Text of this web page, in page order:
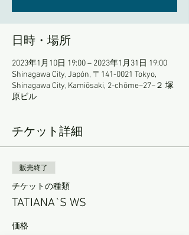
日時・場所
2023年1月10日 19:00 – 2023年1月31日 19:00
Shinagawa City, Japón, 〒141-0021 Tokyo,
Shinagawa City, Kamiōsaki, 2-chōme−27−２ 塚
原ビル
チケット詳細
販売終了
チケットの種類
TATIANA`S WS
価格